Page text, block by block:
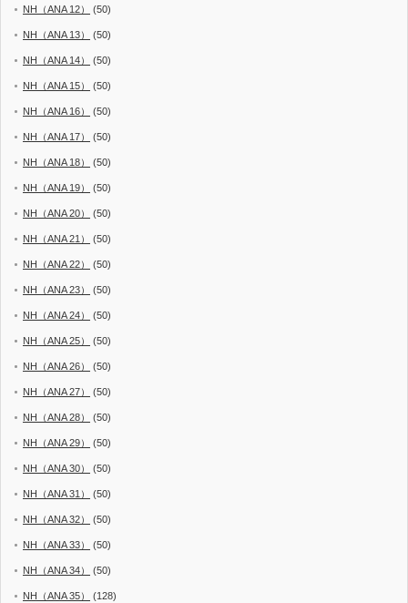
NH（ANA 12） (50)
NH（ANA 13） (50)
NH（ANA 14） (50)
NH（ANA 15） (50)
NH（ANA 16） (50)
NH（ANA 17） (50)
NH（ANA 18） (50)
NH（ANA 19） (50)
NH（ANA 20） (50)
NH（ANA 21） (50)
NH（ANA 22） (50)
NH（ANA 23） (50)
NH（ANA 24） (50)
NH（ANA 25） (50)
NH（ANA 26） (50)
NH（ANA 27） (50)
NH（ANA 28） (50)
NH（ANA 29） (50)
NH（ANA 30） (50)
NH（ANA 31） (50)
NH（ANA 32） (50)
NH（ANA 33） (50)
NH（ANA 34） (50)
NH（ANA 35） (128)